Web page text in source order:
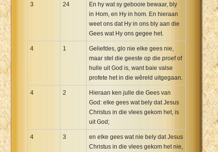
3 24
En hy wat sy gebooie bewaar, bly
in Hom, en Hy in hom. En hieraan
weet ons dat Hy in ons bly aan die
Gees wat Hy ons gegee het.
4 1
Geliefdes, glo nie elke gees nie,
maar stel die geeste op die proef of
hulle uit God is, want baie valse
profete het in die wêreld uitgegaan.
4 2
Hieraan ken julle die Gees van
God: elke gees wat bely dat Jesus
Christus in die vlees gekom het, is
uit God;
4 3
en elke gees wat nie bely dat Jesus
Christus in die vlees gekom het nie,